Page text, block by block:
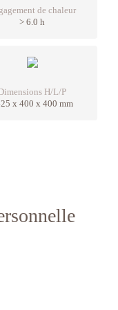
de chaleur
> 6.0 h
H/L/P
x 400 x 400 mm